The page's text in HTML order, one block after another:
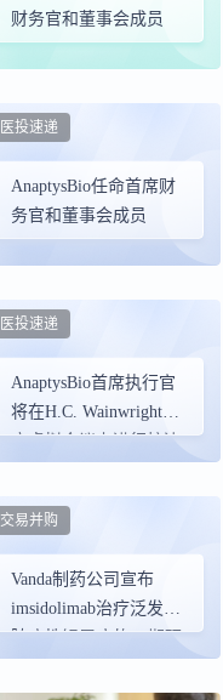
财务官和董事会成员
AnaptysBio任命首席财
务官和董事会成员
医投速递
AnaptysBio首席执行官
将在H.C. Wainwright年
度虚拟会议上进行炉边
医投速递
Vanda制药公司宣布
imsidolimab治疗泛发性
脓疱性银屑病的III期研
交易并购